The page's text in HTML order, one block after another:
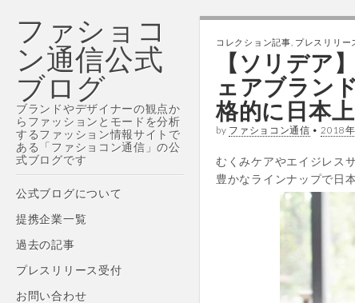
ファショコ
ン通信公式
ブログ
ブランドやデザイナーの観点か
らファッションとモードを分析
するファッション情報サイトで
ある「ファショコン通信」の公
式ブログです
Main
menu
Skip
content
公式ブログについて
提携企業一覧
過去の記事
プレスリリース受付
お問い合わせ
コレクション記事 プレスリリー
【ソリデア
ェアブラン
格的に日本
by ファショコン通信 • 2018
むくみケアやエイジレス
豊かなラインナップで日